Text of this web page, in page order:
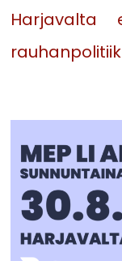
Harjavalta